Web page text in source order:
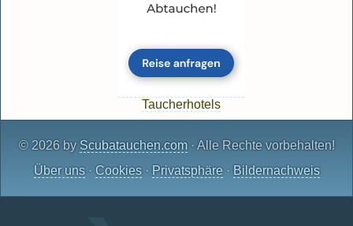
Taucherhotels
© 2026 by Scubatauchen.com· Alle Rechte vorbehalten!
Über uns· Cookies· Privatsphäre· Bildernachweis